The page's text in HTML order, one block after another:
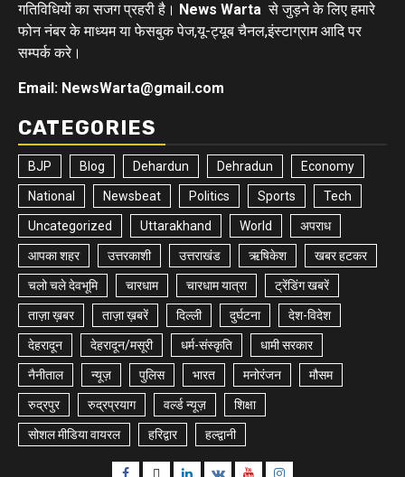
गतिविधियों का सजग प्रहरी है। News Warta से जुड़ने के लिए हमारे
फोन नंबर के माध्यम या फेसबुक पेज,यू-ट्यूब चैनल,इंस्टाग्राम आदि पर
सम्पर्क करे।
Email: NewsWarta@gmail.com
CATEGORIES
BJP Blog Dehardun Dehradun Economy
National Newsbeat Politics Sports Tech
Uncategorized Uttarakhand World अपराध
आपका शहर उत्तरकाशी उत्तराखंड ऋषिकेश खबर हटकर
चलो चले देवभूमि चारधाम चारधाम यात्रा ट्रेंडिंग खबरें
ताज़ा ख़बर ताज़ा ख़बरें दिल्ली दुर्घटना देश-विदेश
देहरादून देहरादून/मसूरी धर्म-संस्कृति धामी सरकार
नैनीताल न्यूज़ पुलिस भारत मनोरंजन मौसम
रुद्रपुर रुद्रप्रयाग वर्ल्ड न्यूज़ शिक्षा
सोशल मीडिया वायरल हरिद्वार हल्द्वानी